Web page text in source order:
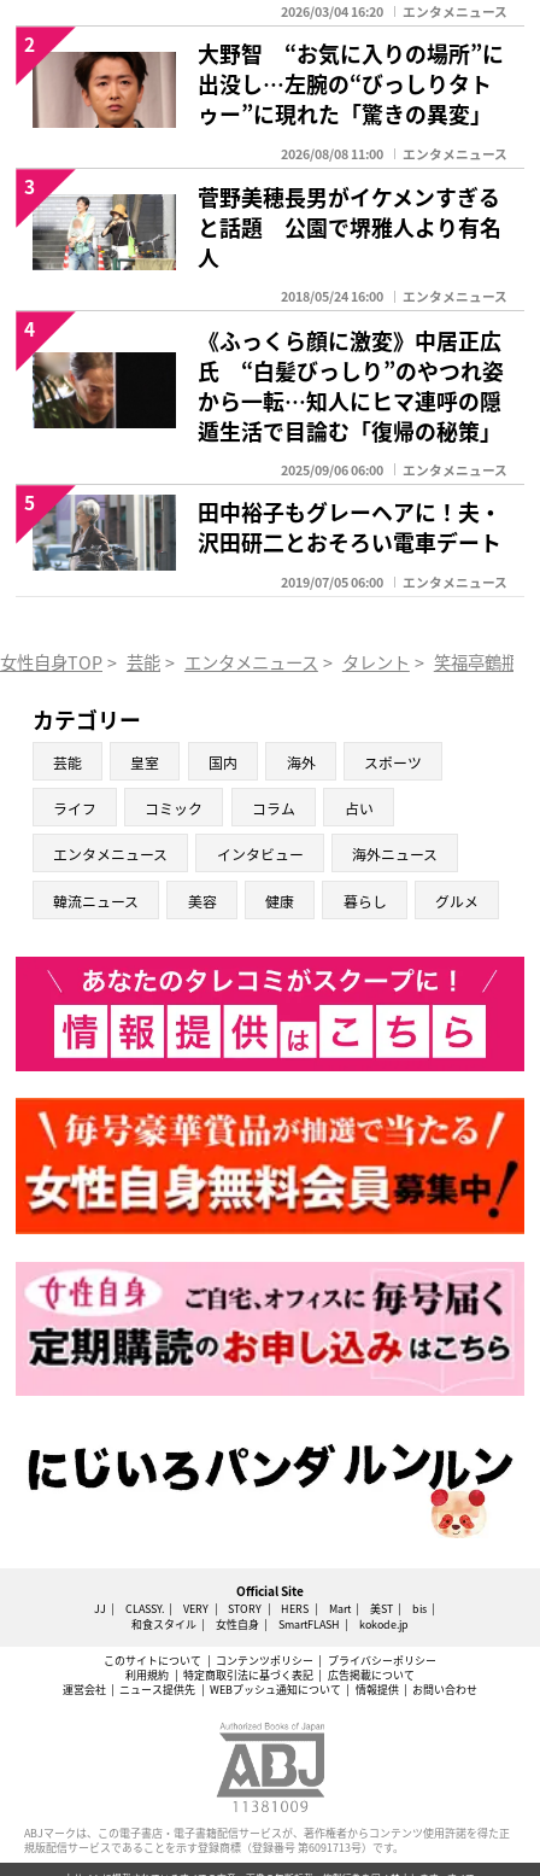
2026/03/04 16:20 エンタメニュース
大野智 “お気に入りの場所”に
出没し…左腕の“びっしりタト
ゥー”に現れた「驚きの異変」
2026/08/08 11:00 エンタメニュース
2
菅野美穂長男がイケメンすぎる
と話題 公園で堺雅人より有名
人
2018/05/24 16:00 エンタメニュース
3
《ふっくら顔に激変》中居正広
氏 “白髪びっしり”のやつれ姿
から一転…知人にヒマ連呼の隠
遁生活で目論む「復帰の秘策」
2025/09/06 06:00 エンタメニュース
4
田中裕子もグレーヘアに！夫・
沢田研二とおそろい電車デート
2019/07/05 06:00 エンタメニュース
5
女性自身TOP > 芸能 > エンタメニュース > タレント > 笑福亭鶴瓶
カテゴリー
芸能 皇室 国内 海外 スポーツ
ライフ コミック コラム 占い
エンタメニュース インタビュー 海外ニュース
韓流ニュース 美容 健康 暮らし グルメ
Official Site
JJ CLASSY. VERY STORY HERS Mart 美ST
bis
和食スタイル
女性自身 SmartFLASH kokode.jp
このサイトについて コンテンツポリシー
プライバシーポリシー
利用規約
特定商取引法に基づく表記
広告掲載について
運営会社
ニュース提供先 WEBプッシュ通知について 情報提供 お問い合わせ
ABJマークは、この電子書店・電子書籍配信サービスが、著作権者からコンテンツ使用許諾を得た正
規版配信サービスであることを示す登録商標（登録番号 第6091713号）です。